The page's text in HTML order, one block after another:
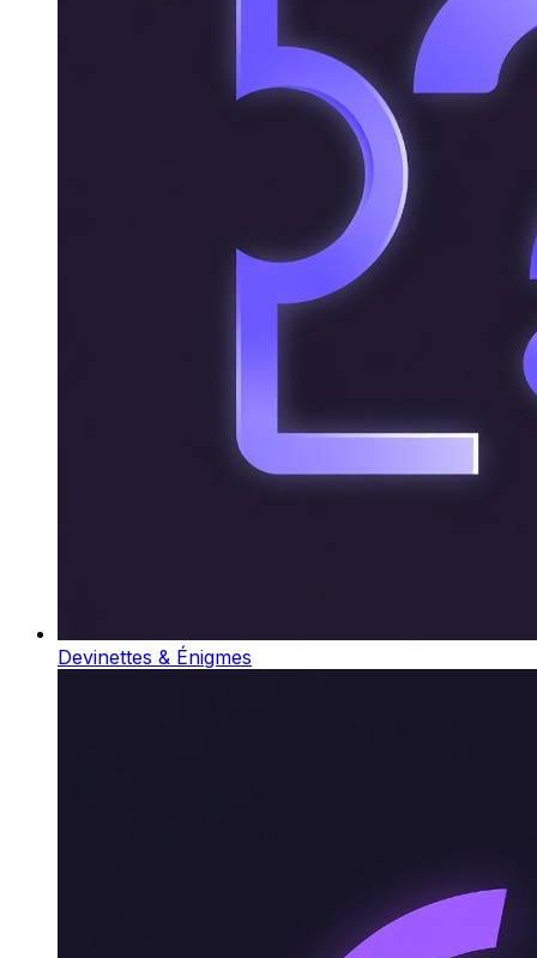
Devinettes & Énigmes